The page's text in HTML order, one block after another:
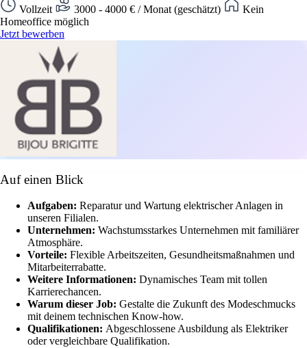
Vollzeit 3000 - 4000 € / Monat (geschätzt)
Kein
Homeoffice möglich
Jetzt bewerben
Auf einen Blick
Aufgaben: Reparatur und Wartung elektrischer Anlagen in
unseren Filialen.
Unternehmen: Wachstumsstarkes Unternehmen mit familiärer
Atmosphäre.
Vorteile: Flexible Arbeitszeiten, Gesundheitsmaßnahmen und
Mitarbeiterrabatte.
Weitere Informationen: Dynamisches Team mit tollen
Karrierechancen.
Warum dieser Job: Gestalte die Zukunft des Modeschmucks
mit deinem technischen Know-how.
Qualifikationen: Abgeschlossene Ausbildung als Elektriker
oder vergleichbare Qualifikation.